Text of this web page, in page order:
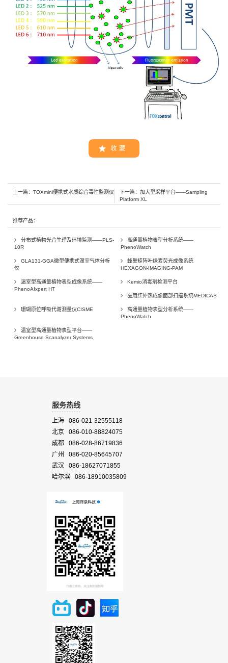
收 藏
上一篇： TOXmini便携式水质综合毒性监测仪 下一篇： 加大型采样平台——Sampling
Platform XL
推荐产品：
分布式植物光合生理及环境监测——PLS-
10R
高通量植物表型分析系统——
PhenoWatch
GLA131-GGA微型便携式温室气体分析
仪
蜂巢矩阵叶绿素荧光成像系统
HEXAGON-IMAGING-PAM
温室型高通量植物表型成像系统——
PhenoAIxpert HT
Kemio消毒剂检测平台
医用红外热成像面部扫描系统MEDICAS
珊瑚原位呼吸代谢测量仪CISME
高通量植物表型分析系统——
PhenoWatch
温室型高通量植物表型平台——
Greenhouse Scanalyzer Systems
服务热线
上海 086-021-32555118
北京 086-010-88824075
成都 086-028-86719836
广州 086-020-85645707
武汉 086-18627071855
哈尔滨 086-18910035809